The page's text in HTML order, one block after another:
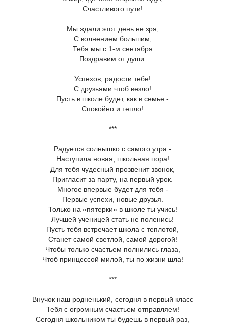
Счастливого пути!
Мы ждали этот день не зря,
С волнением большим,
Тебя мы с 1-м сентября
Поздравим от души.
Успехов, радости тебе!
С друзьями чтоб везло!
Пусть в школе будет, как в семье -
Спокойно и тепло!
***
Радуется солнышко с самого утра -
Наступила новая, школьная пора!
Для тебя чудесный прозвенит звонок,
Пригласит за парту, на первый урок.
Многое впервые будет для тебя -
Первые успехи, новые друзья.
Только на «пятерки» в школе ты учись!
Лучшей ученицей стать не поленись!
Пусть тебя встречает школа с теплотой,
Станет самой светлой, самой дорогой!
Чтобы только счастьем полнились глаза,
Чтоб принцессой милой, ты по жизни шла!
***
Внучок наш родненький, сегодня в первый класс
Тебя с огромным счастьем отправляем!
Сегодня школьником ты будешь в первый раз,